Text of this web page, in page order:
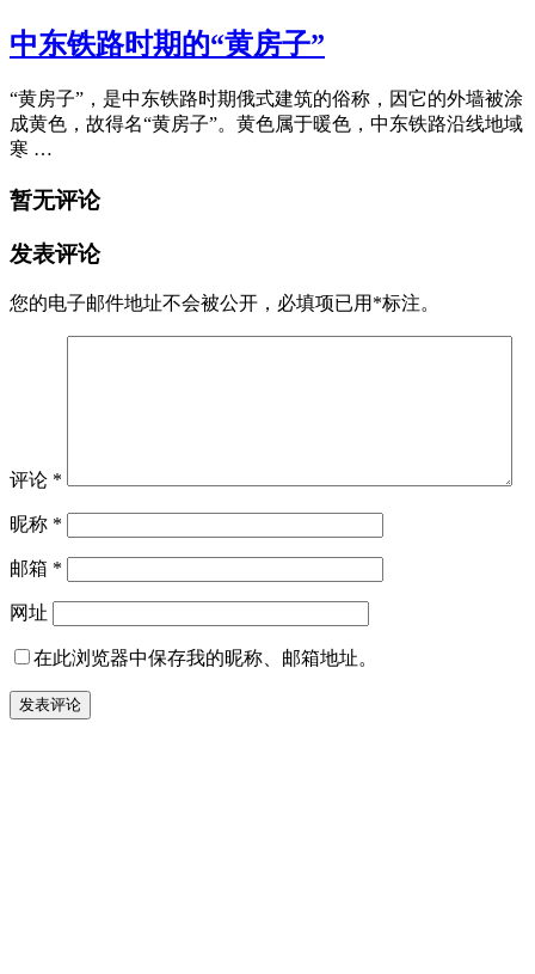
中东铁路时期的“黄房子”
“黄房子”，是中东铁路时期俄式建筑的俗称，因它的外墙被涂
成黄色，故得名“黄房子”。黄色属于暖色，中东铁路沿线地域
寒 …
暂无评论
发表评论
您的电子邮件地址不会被公开， 必填项已用 *标注。
评论 *
昵称 *
邮箱 *
网址
在此浏览器中保存我的昵称、邮箱地址。